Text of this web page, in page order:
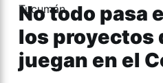
No todo pasa
los proyectos
juegan en el